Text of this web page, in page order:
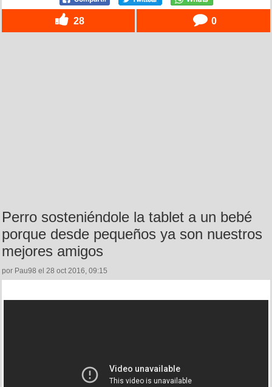
28 0
Perro sosteniéndole la tablet a un bebé
porque desde pequeños ya son nuestros
mejores amigos
por Pau98 el 28 oct 2016, 09:15